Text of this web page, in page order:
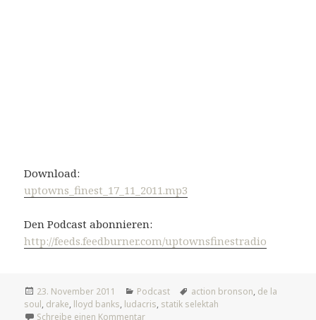
Download:
uptowns_finest_17_11_2011.mp3
Den Podcast abonnieren:
http://feeds.feedburner.com/uptownsfinestradio
Veröffentlicht
am
23. November 2011 Kategorien
Podcast Tags
action bronson, de la
soul, drake, lloyd banks, ludacris, statik selektah
Schreibe einen Kommentarzu Cocoa Butter